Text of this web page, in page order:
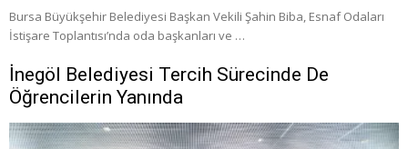
Bursa Büyükşehir Belediyesi Başkan Vekili Şahin Biba, Esnaf Odaları
İstişare Toplantısı’nda oda başkanları ve …
İnegöl Belediyesi Tercih Sürecinde De
Öğrencilerin Yanında